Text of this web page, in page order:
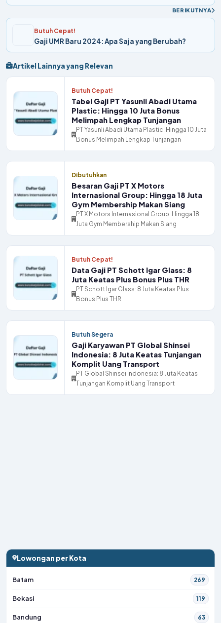
BERIKUTNYA
Butuh Cepat!
Gaji UMR Baru 2024: Apa Saja yang Berubah?
Artikel Lainnya yang Relevan
Butuh Cepat!
Tabel Gaji PT Yasunli Abadi Utama
Plastic: Hingga 10 Juta Bonus
Melimpah Lengkap Tunjangan
PT Yasunli Abadi Utama Plastic: Hingga 10 Juta
Bonus Melimpah Lengkap Tunjangan
Dibutuhkan
Besaran Gaji PT X Motors
Internasional Group: Hingga 18 Juta
Gym Membership Makan Siang
PT X Motors Internasional Group: Hingga 18
Juta Gym Membership Makan Siang
Butuh Cepat!
Data Gaji PT Schott Igar Glass: 8
Juta Keatas Plus Bonus Plus THR
PT Schott Igar Glass: 8 Juta Keatas Plus
Bonus Plus THR
Butuh Segera
Gaji Karyawan PT Global Shinsei
Indonesia: 8 Juta Keatas Tunjangan
Komplit Uang Transport
PT Global Shinsei Indonesia: 8 Juta Keatas
Tunjangan Komplit Uang Transport
Lowongan per Kota
Batam 269
Bekasi 119
Bandung 63